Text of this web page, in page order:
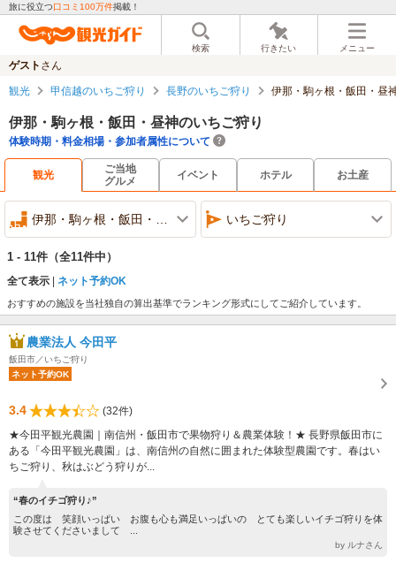
旅に役立つ口コミ100万件掲載！
検索 行きたい メニュー
ゲスト さん
観光 甲信越のいちご狩り 長野のいちご狩り 伊那・駒ヶ根・飯田・昼
伊那・駒ヶ根・飯田・昼神のいちご狩り
体験時期・料金相場・参加者属性について
観光
ご当地
グルメ
イベント ホテル お土産
伊那・駒ヶ根・飯田・昼神 いちご狩り
1 - 11件 （全11件中）
全て表示 ネット予約OK
おすすめの施設を当社独自の算出基準でランキング形式にしてご紹介しています。
農業法人 今田平
飯田市／いちご狩り
ネット予約OK
3.4
(32件)
★今田平観光農園｜南信州・飯田市で果物狩り＆農業体験！★ 長野県飯田市に
ある「今田平観光農園」は、南信州の自然に囲まれた体験型農園です。春はい
ちご狩り、秋はぶどう狩りが...
“春のイチゴ狩り♪”
この度は 笑顔いっぱい お腹も心も満足いっぱいの とても楽しいイチゴ狩りを体
験させてくださいまして ...
by ルナさん